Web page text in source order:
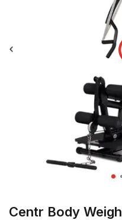
Centr Body